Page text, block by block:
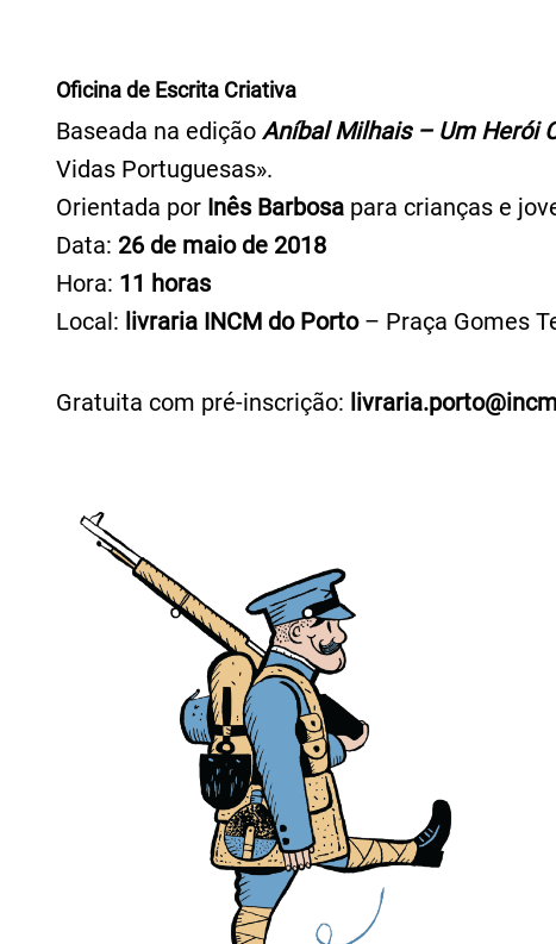
Oficina de Escrita Criativa
Baseada na edição Aníbal Milhais – Um Herói
Vidas Portuguesas».
Orientada por Inês Barbosa para crianças e
Data: 26 de maio de 2018
Hora: 11 horas
Local: livraria INCM do Porto– Praça Gomes
Gratuita com pré-inscrição: